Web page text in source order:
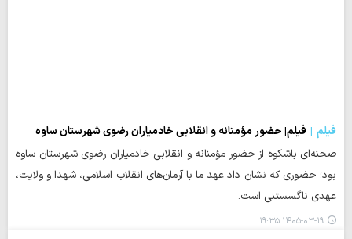
فیلم
فیلم| حضور مؤمنانه و انقلابی خادمیاران رضوی شهرستان ساوه
صحنه‌ای باشکوه از حضور مؤمنانه و انقلابی خادمیاران رضوی شهرستان ساوه
بود؛ حضوری که نشان داد عهد ما با آرمان‌های انقلاب اسلامی، شهدا و ولایت،
عهدی ناگسستنی است.
۱۴۰۵-۰۳-۱۹ ۱۹:۳۵